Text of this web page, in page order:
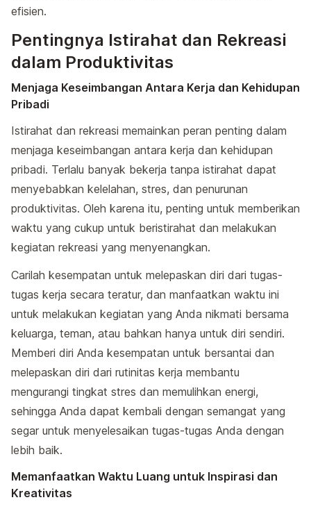
efisien.
Pentingnya Istirahat dan Rekreasi
dalam Produktivitas
Menjaga Keseimbangan Antara Kerja dan Kehidupan
Pribadi
Istirahat dan rekreasi memainkan peran penting dalam
menjaga keseimbangan antara kerja dan kehidupan
pribadi. Terlalu banyak bekerja tanpa istirahat dapat
menyebabkan kelelahan, stres, dan penurunan
produktivitas. Oleh karena itu, penting untuk memberikan
waktu yang cukup untuk beristirahat dan melakukan
kegiatan rekreasi yang menyenangkan.
Carilah kesempatan untuk melepaskan diri dari tugas-
tugas kerja secara teratur, dan manfaatkan waktu ini
untuk melakukan kegiatan yang Anda nikmati bersama
keluarga, teman, atau bahkan hanya untuk diri sendiri.
Memberi diri Anda kesempatan untuk bersantai dan
melepaskan diri dari rutinitas kerja membantu
mengurangi tingkat stres dan memulihkan energi,
sehingga Anda dapat kembali dengan semangat yang
segar untuk menyelesaikan tugas-tugas Anda dengan
lebih baik.
Memanfaatkan Waktu Luang untuk Inspirasi dan
Kreativitas